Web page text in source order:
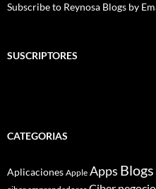
Subscribe to Reynosa Blogs by
SUSCRIPTORES
CATEGORIAS
Aplicaciones Apple Apps Blogs